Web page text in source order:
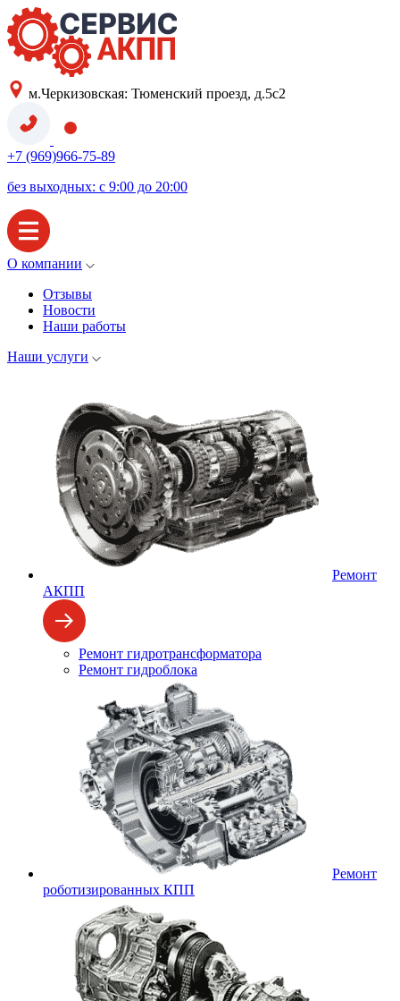
м.Черкизовская: Тюменский проезд, д.5с2
+7 (969)966-75-89
без выходных: с 9:00 до 20:00
О компании
Отзывы
Новости
Наши работы
Наши услуги
Ремонт
АКПП
Ремонт гидротрансформатора
Ремонт гидроблока
Ремонт
роботизированных КПП